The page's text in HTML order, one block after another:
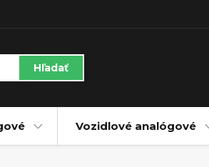
Hľadať
Vozidlové analógové